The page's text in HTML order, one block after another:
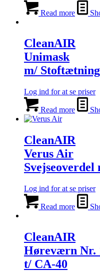
Read more
CleanAIR
Unimask
m/
Log ind for at se priser
Read more
CleanAIR
Verus Air
Log ind for at se priser
Read more
CleanAIR
Høreværn Nr.
t/ CA-40